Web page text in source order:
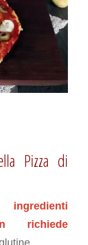
Pizza di
ingredienti
richiede